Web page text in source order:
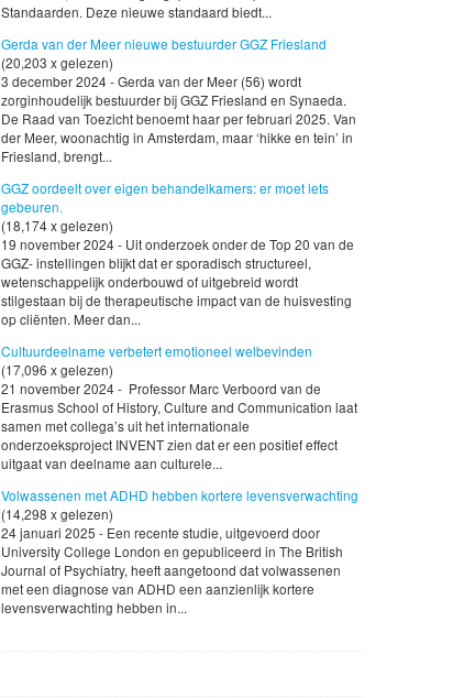
Standaarden. Deze nieuwe standaard biedt...
Gerda van der Meer nieuwe bestuurder GGZ Friesland
(20,203 x gelezen)
3 december 2024 - Gerda van der Meer (56) wordt
zorginhoudelijk bestuurder bij GGZ Friesland en Synaeda.
De Raad van Toezicht benoemt haar per februari 2025. Van
der Meer, woonachtig in Amsterdam, maar ‘hikke en tein’ in
Friesland, brengt...
GGZ oordeelt over eigen behandelkamers: er moet iets
gebeuren.
(18,174 x gelezen)
19 november 2024 - Uit onderzoek onder de Top 20 van de
GGZ- instellingen blijkt dat er sporadisch structureel,
wetenschappelijk onderbouwd of uitgebreid wordt
stilgestaan bij de therapeutische impact van de huisvesting
op cliënten. Meer dan...
Cultuurdeelname verbetert emotioneel welbevinden
(17,096 x gelezen)
21 november 2024 - Professor Marc Verboord van de
Erasmus School of History, Culture and Communication laat
samen met collega’s uit het internationale
onderzoeksproject INVENT zien dat er een positief effect
uitgaat van deelname aan culturele...
Volwassenen met ADHD hebben kortere levensverwachting
(14,298 x gelezen)
24 januari 2025 - Een recente studie, uitgevoerd door
University College London en gepubliceerd in The British
Journal of Psychiatry, heeft aangetoond dat volwassenen
met een diagnose van ADHD een aanzienlijk kortere
levensverwachting hebben in...